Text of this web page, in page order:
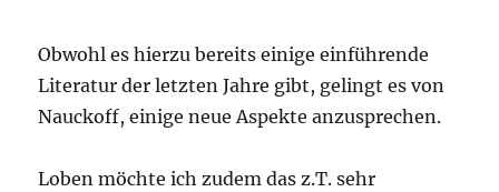
Obwohl es hierzu bereits einige einführende
Literatur der letzten Jahre gibt, gelingt es von
Nauckoff, einige neue Aspekte anzusprechen.
Loben möchte ich zudem das z.T. sehr